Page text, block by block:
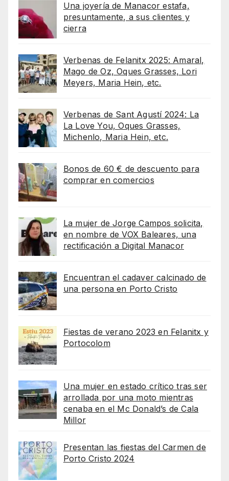
Una joyería de Manacor estafa,
presuntamente, a sus clientes y
cierra
Verbenas de Felanitx 2025: Amaral,
Mago de Oz, Oques Grasses, Lori
Meyers, Maria Hein, etc.
Verbenas de Sant Agustí 2024: La
La Love You, Oques Grasses,
Michenlo, Maria Hein, etc.
Bonos de 60 € de descuento para
comprar en comercios
La mujer de Jorge Campos solicita,
en nombre de VOX Baleares, una
rectificación a Digital Manacor
Encuentran el cadaver calcinado de
una persona en Porto Cristo
Fiestas de verano 2023 en Felanitx y
Portocolom
Una mujer en estado crítico tras ser
arrollada por una moto mientras
cenaba en el Mc Donald’s de Cala
Millor
Presentan las fiestas del Carmen de
Porto Cristo 2024